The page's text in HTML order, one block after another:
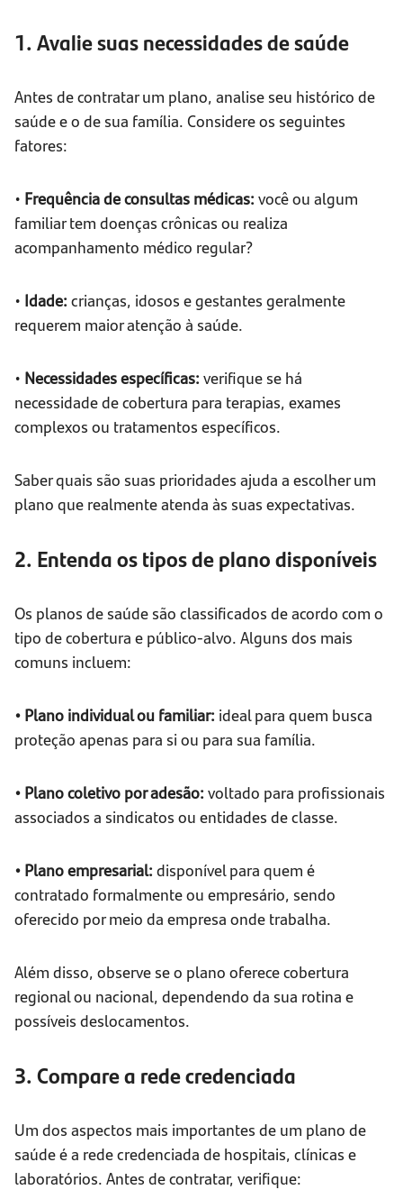
1. Avalie suas necessidades de saúde
Antes de contratar um plano, analise seu histórico de
saúde e o de sua família. Considere os seguintes
fatores:
• Frequência de consultas médicas: você ou algum
familiar tem doenças crônicas ou realiza
acompanhamento médico regular?
• Idade: crianças, idosos e gestantes geralmente
requerem maior atenção à saúde.
• Necessidades específicas: verifique se há
necessidade de cobertura para terapias, exames
complexos ou tratamentos específicos.
Saber quais são suas prioridades ajuda a escolher um
plano que realmente atenda às suas expectativas.
2. Entenda os tipos de plano disponíveis
Os planos de saúde são classificados de acordo com o
tipo de cobertura e público-alvo. Alguns dos mais
comuns incluem:
• Plano individual ou familiar: ideal para quem busca
proteção apenas para si ou para sua família.
• Plano coletivo por adesão: voltado para profissionais
associados a sindicatos ou entidades de classe.
• Plano empresarial: disponível para quem é
contratado formalmente ou empresário, sendo
oferecido por meio da empresa onde trabalha.
Além disso, observe se o plano oferece cobertura
regional ou nacional, dependendo da sua rotina e
possíveis deslocamentos.
3. Compare a rede credenciada
Um dos aspectos mais importantes de um plano de
saúde é a rede credenciada de hospitais, clínicas e
laboratórios. Antes de contratar, verifique: